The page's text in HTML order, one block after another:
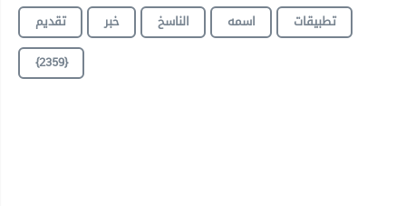
تقديم
خبر الناسخ اسمه
تطبيقات
{2359}